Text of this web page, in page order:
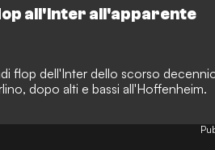
all'Inter all'apparente
flop dell'Inter dello scorso
dopo alti e bassi all'Hoffenheim.